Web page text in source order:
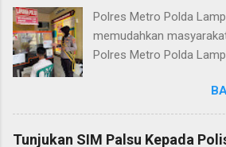
Polres Metro Polda
memudahkan
Polres Metro Polda
terkait layanan
pelayanan Identifikasi
kepada masyarakat.
Tunjukan SIM Palsu Kepada